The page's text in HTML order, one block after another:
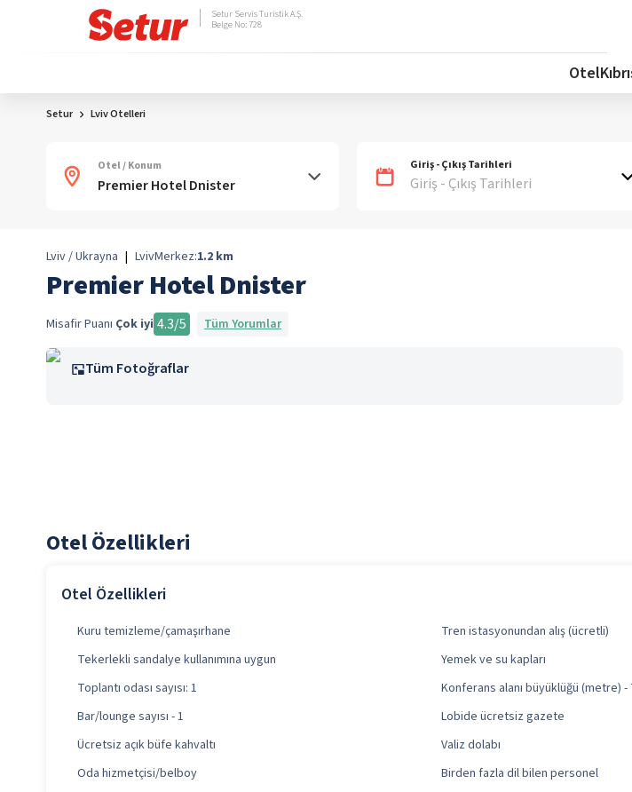
Setur Servis Turistik A.Ş.
Belge No: 728
Otel
Setur Lviv Otelleri
Otel / Konum Giriş - Çıkış Tarihleri
Giriş - Çıkış Tarihleri
Lviv / Ukrayna | LvivMerkez:1.2 km
Premier Hotel Dnister
Misafir Puanı Çok iyi 4.3/5 Tüm Yorumlar
Tüm Fotoğraflar
Otel Özellikleri
Otel Özellikleri
Kuru temizleme/çamaşırhane Tren istasyonundan alış (ücretli)
Tekerlekli sandalye kullanımına uygun
Yemek ve su kapları
Toplantı odası sayısı: 1
Konferans alanı büyüklüğü (metre) -
Bar/lounge sayısı - 1
Lobide ücretsiz gazete
Ücretsiz açık büfe kahvaltı
Valiz dolabı
Oda hizmetçisi/belboy
Birden fazla dil bilen personel